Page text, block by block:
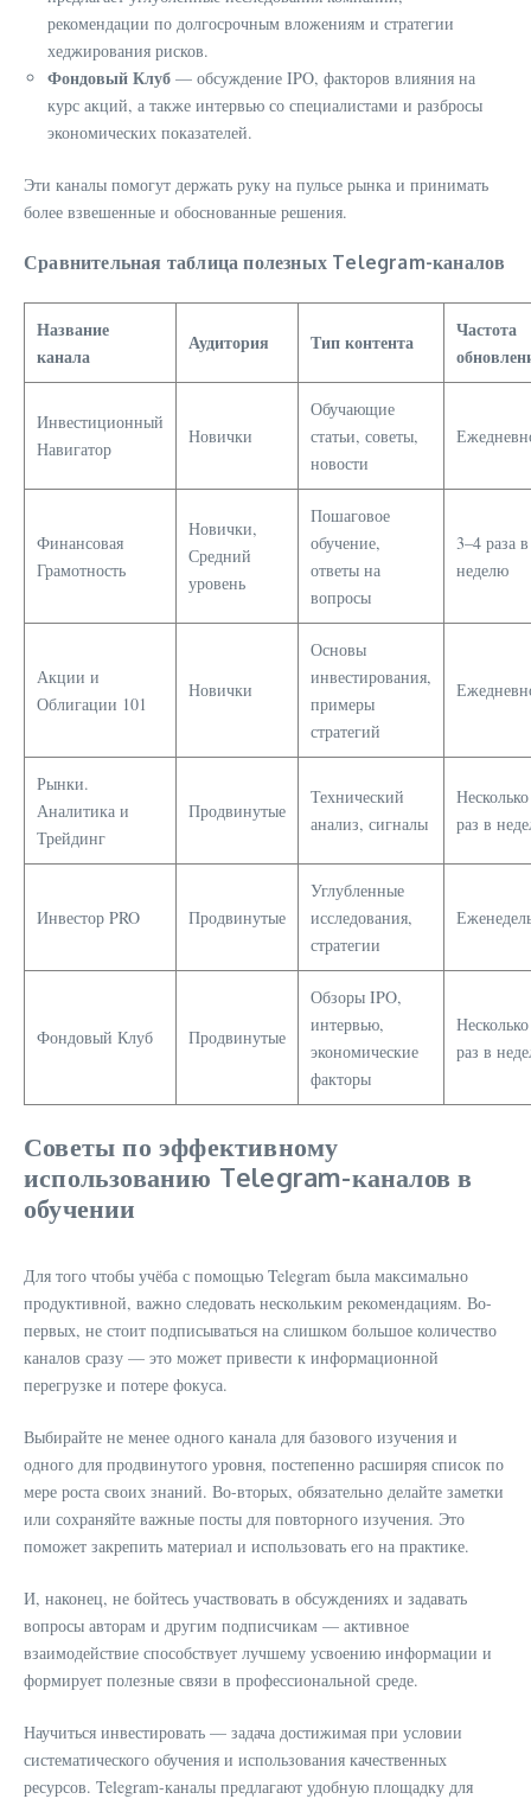
рекомендации по долгосрочным вложениям и стратегии
хеджирования рисков.
Фондовый Клуб — обсуждение IPO, факторов влияния на
курс акций, а также интервью со специалистами и разбросы
экономических показателей.
Эти каналы помогут держать руку на пульсе рынка и принимать
более взвешенные и обоснованные решения.
Сравнительная таблица полезных Telegram-каналов
Название
канала
Аудитория Тип контента
Частота
Инвестиционный
Навигатор
Новички
Обучающие
статьи, советы,
новости
Финансовая
Грамотность
Новички,
Средний
уровень
Пошаговое
обучение,
ответы на
вопросы
3–4 раза в
неделю
Акции и
Облигации 101
Новички
Основы
инвестирования,
примеры
стратегий
Рынки.
Аналитика и
Трейдинг
Продвинутые
Технический
анализ, сигналы
Несколько
раз в
Инвестор PRO Продвинутые
Углубленные
исследования,
стратегии
Фондовый Клуб Продвинутые
Обзоры IPO,
интервью,
экономические
факторы
Несколько
раз в
Советы по эффективному
использованию Telegram-каналов в
обучении
Для того чтобы учёба с помощью Telegram была максимально
продуктивной, важно следовать нескольким рекомендациям. Во-
первых, не стоит подписываться на слишком большое количество
каналов сразу — это может привести к информационной
перегрузке и потере фокуса.
Выбирайте не менее одного канала для базового изучения и
одного для продвинутого уровня, постепенно расширяя список по
мере роста своих знаний. Во-вторых, обязательно делайте заметки
или сохраняйте важные посты для повторного изучения. Это
поможет закрепить материал и использовать его на практике.
И, наконец, не бойтесь участвовать в обсуждениях и задавать
вопросы авторам и другим подписчикам — активное
взаимодействие способствует лучшему усвоению информации и
формирует полезные связи в профессиональной среде.
Научиться инвестировать — задача достижимая при условии
систематического обучения и использования качественных
ресурсов. Telegram-каналы предлагают удобную площадку для